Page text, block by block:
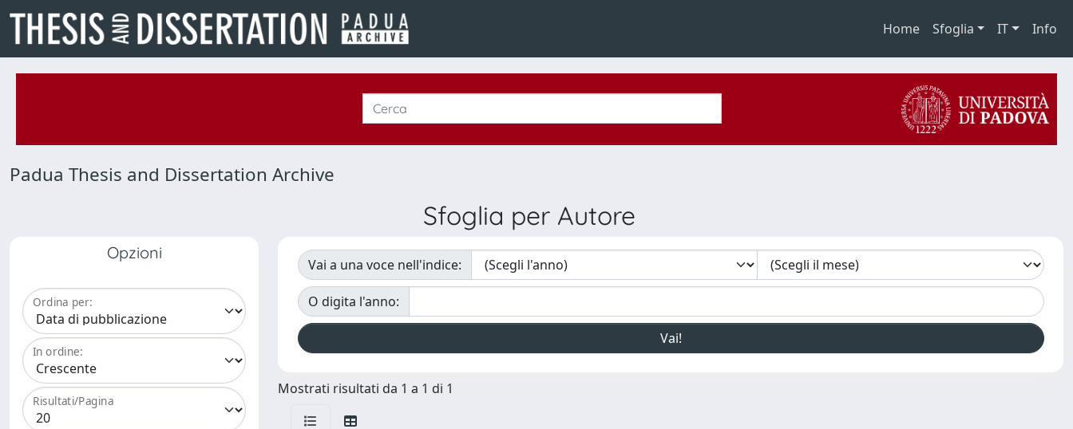
Home Sfoglia IT Info
Padua Thesis and Dissertation Archive
Sfoglia per Autore
Opzioni
Ordina per:
In ordine:
Risultati/Pagina
Vai a una voce nell'indice:
O digita l'anno:
Mostrati risultati da 1 a 1 di 1